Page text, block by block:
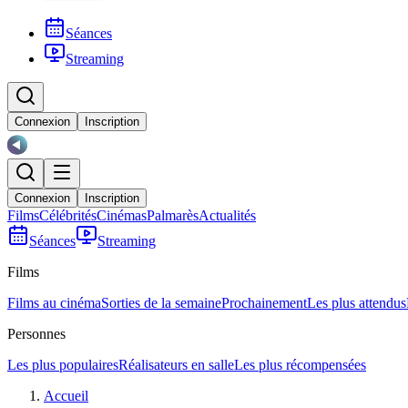
Séances
Streaming
Connexion Inscription
Connexion Inscription
FilmsCélébritésCinémasPalmarèsActualités
Séances
Streaming
Films
Films au cinémaSorties de la semaineProchainementLes plus attendus
Personnes
Les plus populairesRéalisateurs en salleLes plus récompensées
Accueil